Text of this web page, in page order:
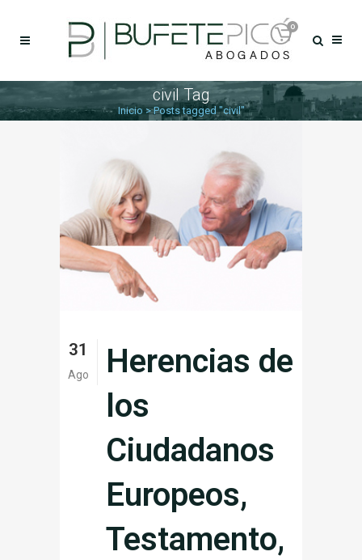
0
civil Tag
Inicio >Posts tagged "civil"
31
Ago
Herencias de
los
Ciudadanos
Europeos,
Testamento,